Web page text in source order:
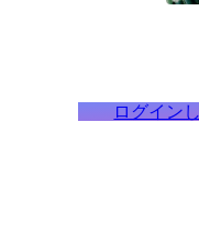
ログイン